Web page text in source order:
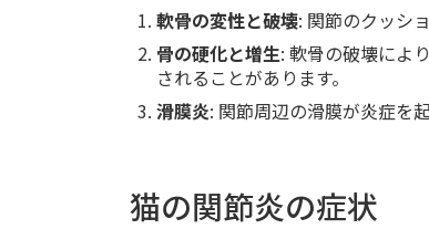
軟骨の変性と破壊: 関節のクッシ
骨の硬化と増生: 軟骨の破壊によ
されることがあります。
滑膜炎: 関節周辺の滑膜が炎症を
猫の関節炎の症状